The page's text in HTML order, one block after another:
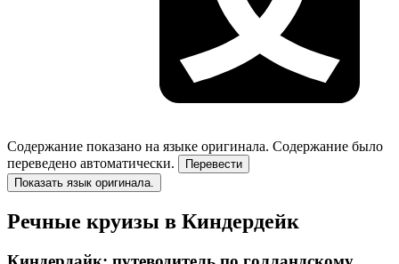
Содержание показано на языке оригинала. Содержание было
переведено автоматически.
Перевести
Показать язык оригинала.
Речные круизы в Киндердейк